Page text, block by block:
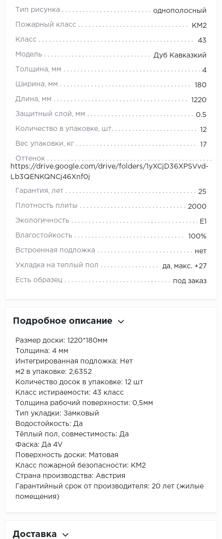
Тип рисунка однополосный
Пожарный класс КМ2
Класс 43
Модель Дуб Кавказкий
Толщина, мм 4
Ширина, мм 180
Длина, мм 1220
Защитный слой, мм 0.5
Количество в упаковке, шт. 12
Вес упаковки, кг 17
Оттенок
https://drive.google.com/drive/folders/1yXCjD36XPSVvd-
Lb3QENKQNCj46Xnf0j
Гарантия, лет 25
Плотность плиты 2000
Экологичность E1
Влагостойкость 100%
Встроенная подложка нет
Укладка на теплый пол да, макс. +27
Есть образец под заказ
Подробное описание
Размер доски: 1220*180мм
Толщина: 4 мм
Интегрированная подложка: Нет
м2 в упаковке: 2,6352
Количество досок в упаковке: 12 шт
Класс истираемости: 43 класс
Толщина рабочий поверхности: 0,5мм
Тип укладки: Замковый
Водостойкость: Да
Тёплый пол, совместимость: Да
Фаска: Да 4V
Поверхность доски: Матовая
Класс пожарной безопасности: КМ2
Страна производства: Австрия
Гарантийный срок от производителя: 20 лет (жилые
помещения)
Доставка